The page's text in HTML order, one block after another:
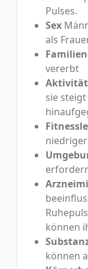
Pulses.
Sex
als
vererbt
sie
können
können